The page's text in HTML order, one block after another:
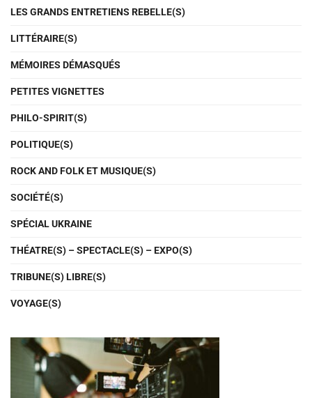
LES GRANDS ENTRETIENS REBELLE(S)
LITTÉRAIRE(S)
MÉMOIRES DÉMASQUÉS
PETITES VIGNETTES
PHILO-SPIRIT(S)
POLITIQUE(S)
ROCK AND FOLK ET MUSIQUE(S)
SOCIÉTÉ(S)
SPÉCIAL UKRAINE
THÉATRE(S) – SPECTACLE(S) – EXPO(S)
TRIBUNE(S) LIBRE(S)
VOYAGE(S)